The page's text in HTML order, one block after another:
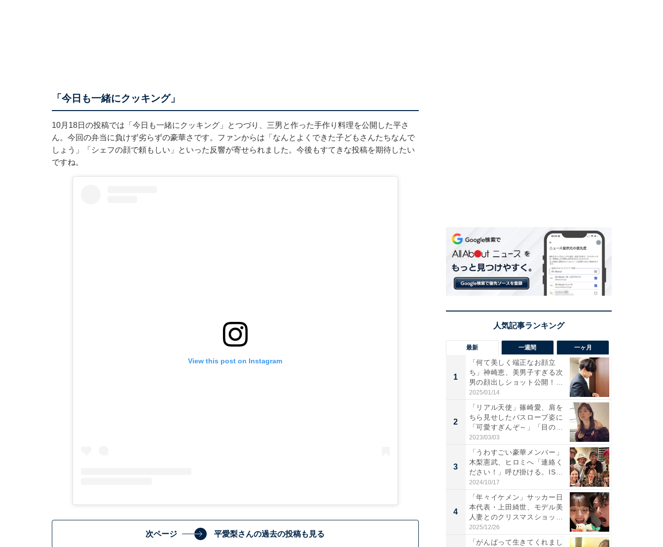
「今日も一緒にクッキング」
10月18日の投稿では「今日も一緒にクッキング」とつづり、三男と作った手作り料理を公開した平さ
ん。今回の弁当に負けず劣らずの豪華さです。ファンからは「なんとよくできた子どもさんたちなんで
しょう」「シェフの顔で頼もしい」といった反響が寄せられました。今後もすてきな投稿を期待したい
ですね。
View this post on Instagram
次ページ 平愛梨さんの過去の投稿も見る
最新 一週間 一ヶ月
1
「何て美しく端正なお顔立
ち」神崎恵、美男子すぎる次
男の顔出しショット公開！
「め...
2025/01/14
2
「リアル天使」篠崎愛、肩を
ちら見せしたバスローブ姿に
「可愛すぎんぞ～」「目の表
情...
2023/03/03
3
「うわすごい豪華メンバー」
木梨憲武、ヒロミへ「連絡く
ださい！」呼び掛ける。IS
S...
2024/10/17
4
「年々イケメン」サッカー日
本代表・上田綺世、モデル美
人妻とのクリスマスショット
に...
2025/12/26
「がんばって生きてくれまし